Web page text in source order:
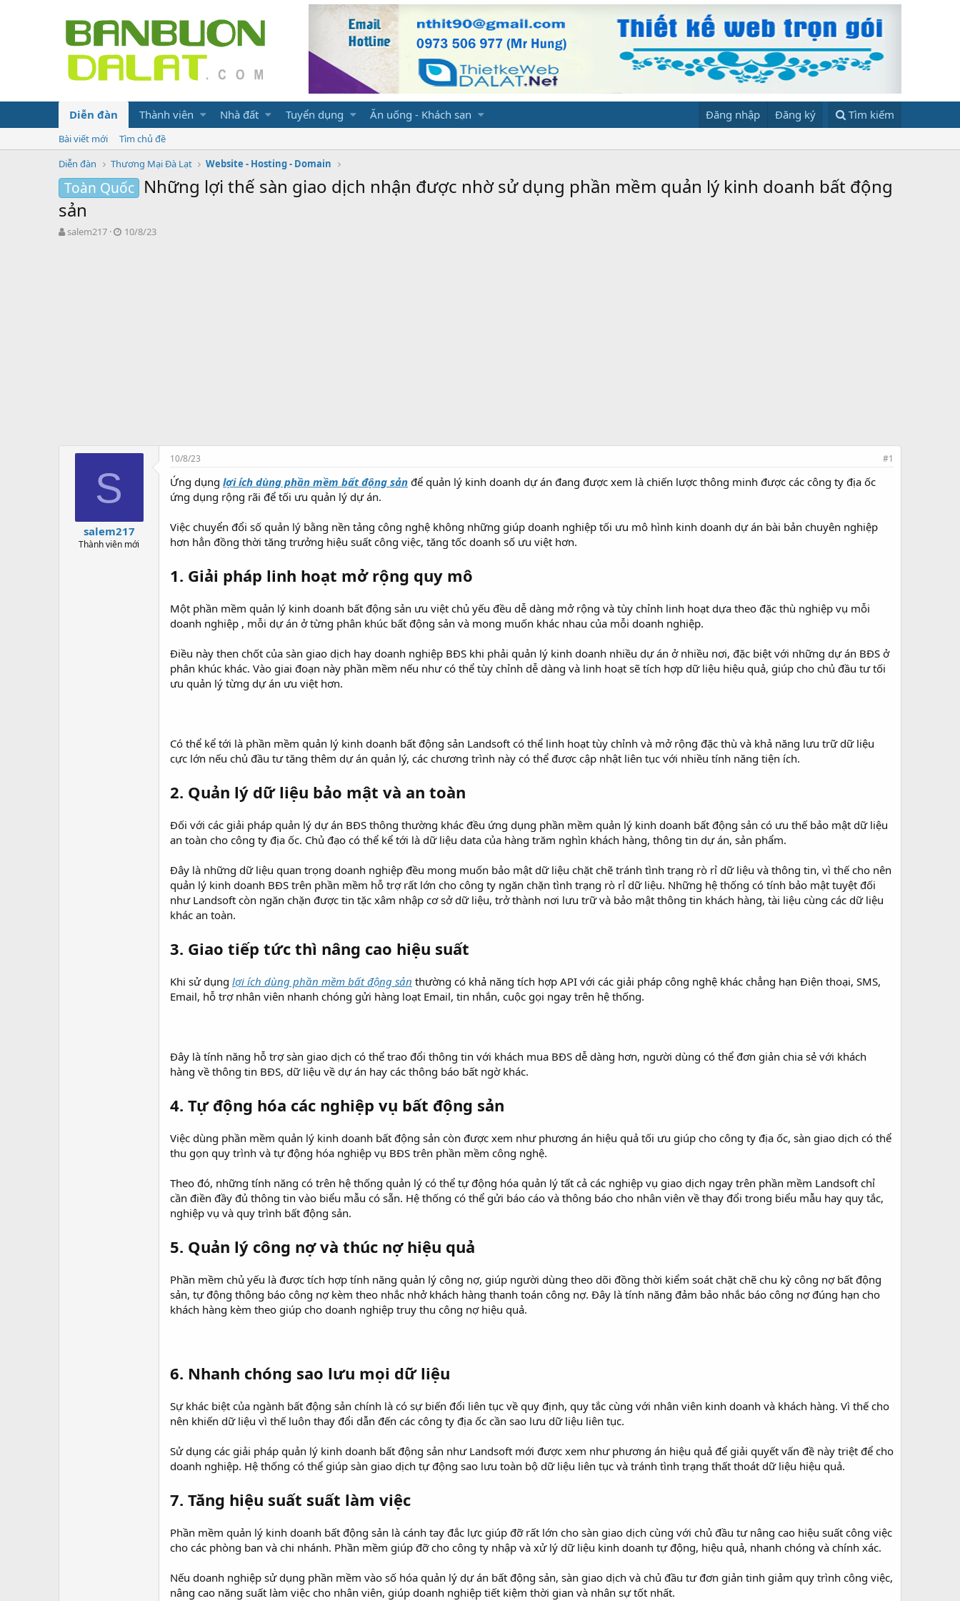
Diễn đàn Thành viên Nhà đất Tuyển dụng Ăn uống - Khách sạn Đăng nhập Đăng ký Tìm kiếm
Bài viết mới
Tìm chủ đề
Diễn đàn
Thương Mại Đà Lạt Website - Hosting - Domain
Toàn Quốc Những lợi thế sàn giao dịch nhận được nhờ sử dụng phần mềm quản lý kinh doanh bất động
sản
N
salem217
N
10/8/23
S
salem217
Thành viên mới
10/8/23 #1
Ứng dụng lợi ích dùng phần mềm bất động sản để quản lý kinh doanh dự án đang được xem là chiến lược thông minh được các công ty địa ốc
ứng dụng rộng rãi để tối ưu quản lý dự án.
Việc chuyển đổi số quản lý bằng nền tảng công nghệ không những giúp doanh nghiệp tối ưu mô hình kinh doanh dự án bài bản chuyên nghiệp
hơn hẳn đồng thời tăng trưởng hiệu suất công việc, tăng tốc doanh số ưu việt hơn.
1. Giải pháp linh hoạt mở rộng quy mô
Một phần mềm quản lý kinh doanh bất động sản ưu việt chủ yếu đều dễ dàng mở rộng và tùy chỉnh linh hoạt dựa theo đặc thù nghiệp vụ mỗi
doanh nghiệp , mỗi dự án ở từng phân khúc bất động sản và mong muốn khác nhau của mỗi doanh nghiệp.
Điều này then chốt của sàn giao dịch hay doanh nghiệp BĐS khi phải quản lý kinh doanh nhiều dự án ở nhiều nơi, đặc biệt với những dự án BĐS ở
phân khúc khác. Vào giai đoạn này phần mềm nếu như có thể tùy chỉnh dễ dàng và linh hoạt sẽ tích hợp dữ liệu hiệu quả, giúp cho chủ đầu tư tối
ưu quản lý từng dự án ưu việt hơn.
Có thể kể tới là phần mềm quản lý kinh doanh bất động sản Landsoft có thể linh hoạt tùy chỉnh và mở rộng đặc thù và khả năng lưu trữ dữ liệu
cực lớn nếu chủ đầu tư tăng thêm dự án quản lý, các chương trình này có thể được cập nhật liên tục với nhiều tính năng tiện ích.
2. Quản lý dữ liệu bảo mật và an toàn
Đối với các giải pháp quản lý dự án BĐS thông thường khác đều ứng dụng phần mềm quản lý kinh doanh bất động sản có ưu thế bảo mật dữ liệu
an toàn cho công ty địa ốc. Chủ đạo có thể kể tới là dữ liệu data của hàng trăm nghìn khách hàng, thông tin dự án, sản phẩm.
Đây là những dữ liệu quan trọng doanh nghiệp đều mong muốn bảo mật dữ liệu chặt chẽ tránh tình trạng rò rỉ dữ liệu và thông tin, vì thế cho nên
quản lý kinh doanh BĐS trên phần mềm hỗ trợ rất lớn cho công ty ngăn chặn tình trạng rò rỉ dữ liệu. Những hệ thống có tính bảo mật tuyệt đối
như Landsoft còn ngăn chặn được tin tặc xâm nhập cơ sở dữ liệu, trở thành nơi lưu trữ và bảo mật thông tin khách hàng, tài liệu cùng các dữ liệu
khác an toàn.
3. Giao tiếp tức thì nâng cao hiệu suất
Khi sử dụng lợi ích dùng phần mềm bất động sản thường có khả năng tích hợp API với các giải pháp công nghệ khác chẳng hạn Điện thoại, SMS,
Email, hỗ trợ nhân viên nhanh chóng gửi hàng loạt Email, tin nhắn, cuộc gọi ngay trên hệ thống.
Đây là tính năng hỗ trợ sàn giao dịch có thể trao đổi thông tin với khách mua BĐS dễ dàng hơn, người dùng có thể đơn giản chia sẻ với khách
hàng về thông tin BĐS, dữ liệu về dự án hay các thông báo bất ngờ khác.
4. Tự động hóa các nghiệp vụ bất động sản
Việc dùng phần mềm quản lý kinh doanh bất động sản còn được xem như phương án hiệu quả tối ưu giúp cho công ty địa ốc, sàn giao dịch có thể
thu gọn quy trình và tự động hóa nghiệp vụ BĐS trên phần mềm công nghệ.
Theo đó, những tính năng có trên hệ thống quản lý có thể tự động hóa quản lý tất cả các nghiệp vụ giao dịch ngay trên phần mềm Landsoft chỉ
cần điền đầy đủ thông tin vào biểu mẫu có sẵn. Hệ thống có thể gửi báo cáo và thông báo cho nhân viên về thay đổi trong biểu mẫu hay quy tắc,
nghiệp vụ và quy trình bất động sản.
5. Quản lý công nợ và thúc nợ hiệu quả
Phần mềm chủ yếu là được tích hợp tính năng quản lý công nợ, giúp người dùng theo dõi đồng thời kiểm soát chặt chẽ chu kỳ công nợ bất động
sản, tự động thông báo công nợ kèm theo nhắc nhở khách hàng thanh toán công nợ. Đây là tính năng đảm bảo nhắc báo công nợ đúng hạn cho
khách hàng kèm theo giúp cho doanh nghiệp truy thu công nợ hiệu quả.
6. Nhanh chóng sao lưu mọi dữ liệu
Sự khác biệt của ngành bất động sản chính là có sự biến đổi liên tục về quy định, quy tắc cùng với nhân viên kinh doanh và khách hàng. Vì thế cho
nên khiến dữ liệu vì thế luôn thay đổi dẫn đến các công ty địa ốc cần sao lưu dữ liệu liên tục.
Sử dụng các giải pháp quản lý kinh doanh bất động sản như Landsoft mới được xem như phương án hiệu quả để giải quyết vấn đề này triệt để cho
doanh nghiệp. Hệ thống có thể giúp sàn giao dịch tự động sao lưu toàn bộ dữ liệu liên tục và tránh tình trạng thất thoát dữ liệu hiệu quả.
7. Tăng hiệu suất suất làm việc
Phần mềm quản lý kinh doanh bất động sản là cánh tay đắc lực giúp đỡ rất lớn cho sàn giao dịch cùng với chủ đầu tư nâng cao hiệu suất công việc
cho các phòng ban và chi nhánh. Phần mềm giúp đỡ cho công ty nhập và xử lý dữ liệu kinh doanh tự động, hiệu quả, nhanh chóng và chính xác.
Nếu doanh nghiệp sử dụng phần mềm vào số hóa quản lý dự án bất động sản, sàn giao dịch và chủ đầu tư đơn giản tinh giảm quy trình công việc,
nâng cao năng suất làm việc cho nhân viên, giúp doanh nghiệp tiết kiệm thời gian và nhân sự tốt nhất.